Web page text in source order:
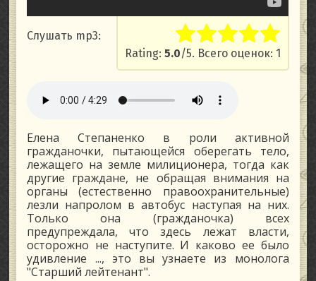
Rate this item:
Submit
Rating: 5.0/5. Всего оценок: 1
Слушать mp3:
Елена Степаненко в роли активной
гражданочки, пытающейся оберегать тело,
лежащего на земле милиционера, тогда как
другие граждане, не обращая внимания на
органы (естественно правоохранительные)
лезли напролом в автобус наступая на них.
Только она (гражданочка) всех
предупреждала, что здесь лежат власти,
осторожно не наступите. И каково ее было
удивление ..., это вы узнаете из монолога
"Старший лейтенант".